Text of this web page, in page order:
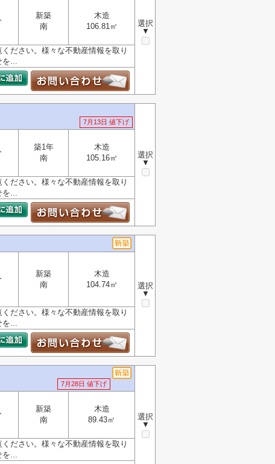
選択
▼
新築
南
木造
106.81㎡
ださい。様々な不動産情報を取り
を...
7月13日 値下げ
選択
▼
築1年
南
木造
105.16㎡
ださい。様々な不動産情報を取り
を...
選択
▼
新築
南
木造
104.74㎡
ださい。様々な不動産情報を取り
を...
7月28日 値下げ
選択
▼
新築
南
木造
89.43㎡
ださい。様々な不動産情報を取り
を...